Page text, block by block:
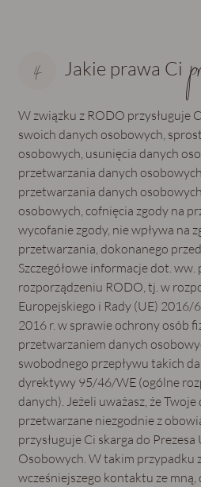
Jakie prawa Ci
W związku z RODO przysługuje
swoich danych osobowych,
osobowych, usunięcia danych
przetwarzania danych
przetwarzania danych
osobowych, cofnięcia zgody na
wycofanie zgody, nie wpływa na
przetwarzania, dokonanego
Szczegółowe informacje dot.
rozporządzeniu RODO, tj. w
Europejskiego i Rady (UE) 2016/
2016 r. w sprawie ochrony osób
przetwarzaniem danych
swobodnego przepływu takich
dyrektywy 95/46/WE (ogólne
danych). Jeżeli uważasz, że
przetwarzane niezgodnie z
przysługuje Ci skarga do
Osobowych. W takim przypadku
wcześniejszego kontaktu ze mną,